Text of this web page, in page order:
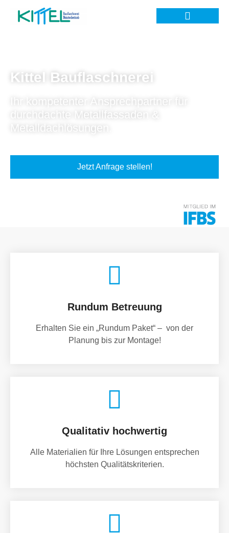
Kittel Bauflaschnerei
Ihr kompetenter Ansprechpartner für
durchdachte Metallfassaden &
Metalldachlösungen.
Jetzt Anfrage stellen!
Rundum Betreuung
Erhalten Sie ein „Rundum Paket“ – von der
Planung bis zur Montage!
Qualitativ hochwertig
Alle Materialien für Ihre Lösungen entsprechen
höchsten Qualitätskriterien.